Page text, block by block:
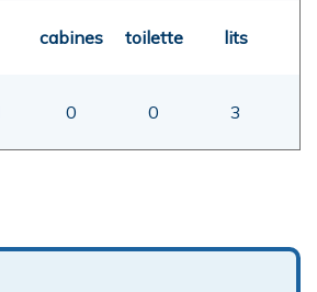
cabines toilette lits
0 0 3